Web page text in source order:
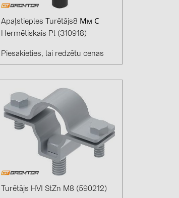
Apaļstieples Turētājs8 Мм С
Hermētiskais Pl (310918)
Piesakieties, lai redzētu cenas
Turētājs HVI StZn M8 (590212)